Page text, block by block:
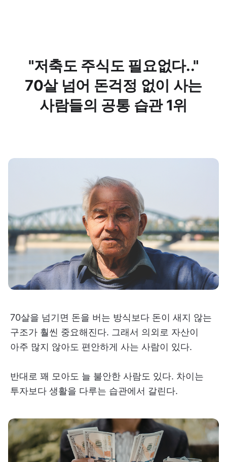
"저축도 주식도 필요없다.."
70살 넘어 돈걱정 없이 사는
사람들의 공통 습관 1위
70살을 넘기면 돈을 버는 방식보다 돈이 새지 않는
구조가 훨씬 중요해진다. 그래서 의외로 자산이
아주 많지 않아도 편안하게 사는 사람이 있다.
반대로 꽤 모아도 늘 불안한 사람도 있다. 차이는
투자보다 생활을 다루는 습관에서 갈린다.